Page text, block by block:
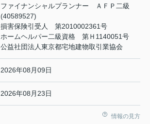
ファイナンシャルプランナー ＡＦＰ二級
(40589527)
損害保険引受人 第2010002361号
ホームヘルパー二級資格 第Ｈ1140051号
公益社団法人東京都宅地建物取引業協会
2026年08月09日
2026年08月23日
情報の見方